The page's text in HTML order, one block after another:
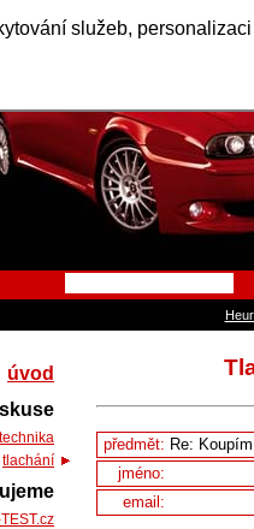
služeb,
předmět:
jméno:
email:
úvod
technika
tlachání